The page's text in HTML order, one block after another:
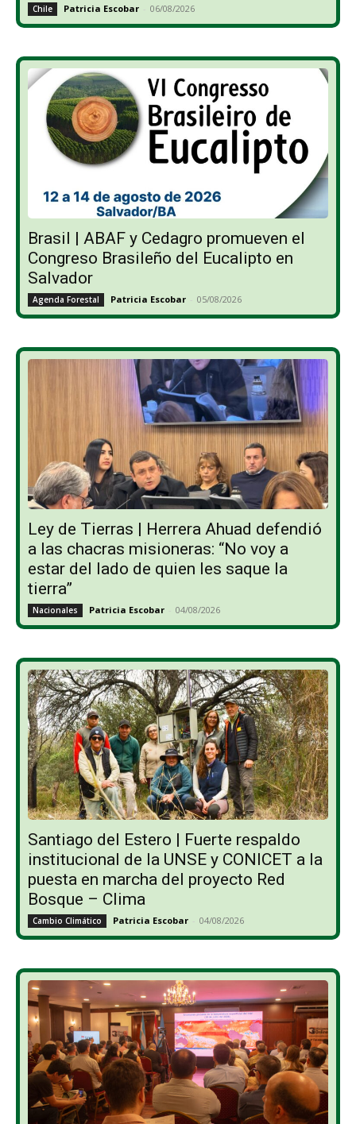
Chile Patricia Escobar - 06/08/2026
Brasil | ABAF y Cedagro promueven el
Congreso Brasileño del Eucalipto en
Salvador
Agenda Forestal Patricia Escobar - 05/08/2026
Ley de Tierras | Herrera Ahuad defendió
a las chacras misioneras: “No voy a
estar del lado de quien les saque la
tierra”
Nacionales Patricia Escobar - 04/08/2026
Santiago del Estero | Fuerte respaldo
institucional de la UNSE y CONICET a la
puesta en marcha del proyecto Red
Bosque – Clima
Cambio Climático Patricia Escobar - 04/08/2026